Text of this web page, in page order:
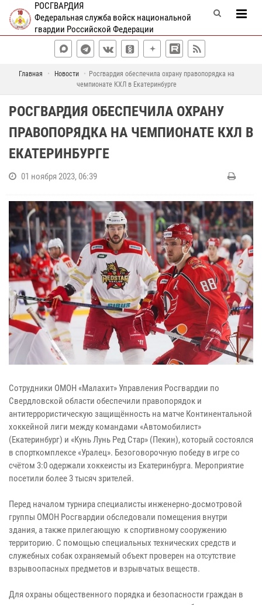
РОСГВАРДИЯ
Федеральная служба войск национальной
гвардии Российской Федерации
Главная Новости
Росгвардия обеспечила охрану правопорядка на
чемпионате КХЛ в Екатеринбурге
РОСГВАРДИЯ ОБЕСПЕЧИЛА ОХРАНУ
ПРАВОПОРЯДКА НА ЧЕМПИОНАТЕ КХЛ В
ЕКАТЕРИНБУРГЕ
01 ноября 2023, 06:39
Сотрудники ОМОН «Малахит» Управления Росгвардии по
Свердловской области обеспечили правопорядок и
антитеррористическую защищённость на матче Континентальной
хоккейной лиги между командами «Автомобилист»
(Екатеринбург) и «Кунь Лунь Ред Стар» (Пекин), который состоялся
в спорткомплексе «Уралец». Безоговорочную победу в игре со
счётом 3:0 одержали хоккеисты из Екатеринбурга. Мероприятие
посетили более 3 тысяч зрителей.
Перед началом турнира специалисты инженерно-досмотровой
группы ОМОН Росгвардии обследовали помещения внутри
здания, а также прилегающую к спортивному сооружению
территорию. С помощью специальных технических средств и
служебных собак охраняемый объект проверен на отсутствие
взрывоопасных предметов и взрывчатых веществ.
Для охраны общественного порядка и безопасности граждан в